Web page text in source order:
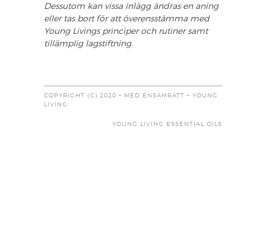
Dessutom kan vissa inlägg ändras en aning
eller tas bort för att överensstämma med
Young Livings principer och rutiner samt
tillämplig lagstiftning.
COPYRIGHT (C) 2020 – MED ENSAMRÄTT – YOUNG
LIVING
YOUNG LIVING ESSENTIAL OILS